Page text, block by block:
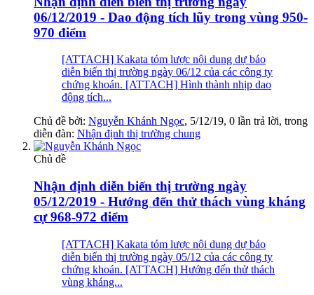
06/12/2019 - Dao động tích lũy trong vùng 950-
970 điểm
[ATTACH] Kakata tóm lược nội dung dự báo
diễn biến thị trường ngày 06/12 của các công ty
chứng khoán. [ATTACH] Hình thành nhịp dao
động tích...
Chủ đề bởi: Nguyễn Khánh Ngọc, 5/12/19, 0 lần trả lời, trong
diễn đàn: Nhận định thị trường chung
Chủ đề
Nhận định diễn biến thị trường ngày
05/12/2019 - Hướng đến thử thách vùng kháng
cự 968-972 điểm
[ATTACH] Kakata tóm lược nội dung dự báo
diễn biến thị trường ngày 05/12 của các công ty
chứng khoán. [ATTACH] Hướng đến thử thách
vùng kháng...